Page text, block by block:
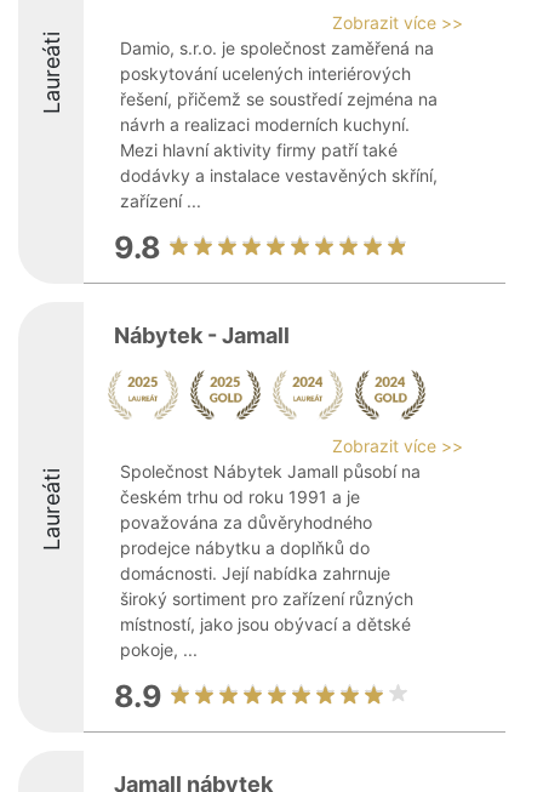
Laureáti
Zobrazit více >>
Damio, s.r.o. je společnost zaměřená na
poskytování ucelených interiérových
řešení, přičemž se soustředí zejména na
návrh a realizaci moderních kuchyní.
Mezi hlavní aktivity firmy patří také
dodávky a instalace vestavěných skříní,
zařízení ...
9.8
Laureáti
Nábytek - Jamall
Zobrazit více >>
Společnost Nábytek Jamall působí na
českém trhu od roku 1991 a je
považována za důvěryhodného
prodejce nábytku a doplňků do
domácnosti. Její nabídka zahrnuje
široký sortiment pro zařízení různých
místností, jako jsou obývací a dětské
pokoje, ...
8.9
Jamall nábytek